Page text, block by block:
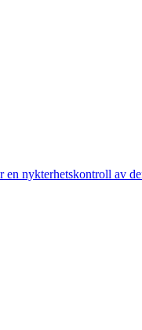
nykterhetskontroll av